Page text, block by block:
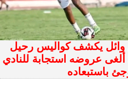
يكشف كواليس رحيل
عروضه استجابة للنادي
باستبعاده